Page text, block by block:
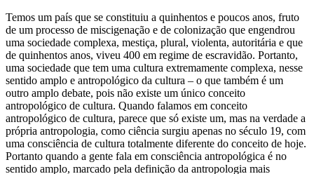
Temos um país que se constituiu a quinhentos e poucos anos, fruto
de um processo de miscigenação e de colonização que engendrou
uma sociedade complexa, mestiça, plural, violenta, autoritária e que
de quinhentos anos, viveu 400 em regime de escravidão. Portanto,
uma sociedade que tem uma cultura extremamente complexa, nesse
sentido amplo e antropológico da cultura – o que também é um
outro amplo debate, pois não existe um único conceito
antropológico de cultura. Quando falamos em conceito
antropológico de cultura, parece que só existe um, mas na verdade a
própria antropologia, como ciência surgiu apenas no século 19, com
uma consciência de cultura totalmente diferente do conceito de hoje.
Portanto quando a gente fala em consciência antropológica é no
sentido amplo, marcado pela definição da antropologia mais